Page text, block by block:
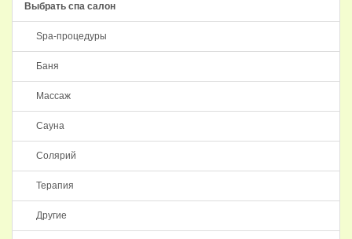
Выбрать спа салон
Spa-процедуры
Баня
Массаж
Сауна
Солярий
Терапия
Другие